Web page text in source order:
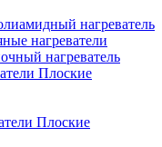
нагреватель
нагреватели
нагреватель
Плоские
Плоские